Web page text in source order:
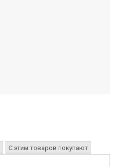
С этим товаров покупают